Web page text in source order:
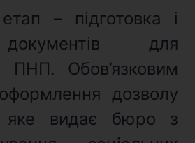
– підготовка і
для
ПНП. Обов’язковим
дозволу
яке видає бюро з